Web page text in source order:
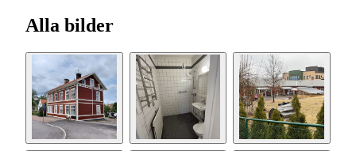
Alla bilder